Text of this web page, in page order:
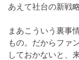
あえて社台の新戦
まあこういう裏事
もの。だからファ
しておかないと、